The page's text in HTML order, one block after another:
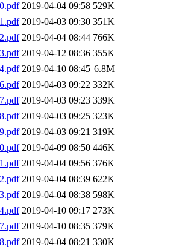
2019-04-04 09:58 529K
2019-04-03 09:30 351K
2019-04-04 08:44 766K
2019-04-12 08:36 355K
2019-04-10 08:45 6.8M
2019-04-03 09:22 332K
2019-04-03 09:23 339K
2019-04-03 09:25 323K
2019-04-03 09:21 319K
2019-04-09 08:50 446K
2019-04-04 09:56 376K
2019-04-04 08:39 622K
2019-04-04 08:38 598K
2019-04-10 09:17 273K
2019-04-10 08:35 379K
2019-04-04 08:21 330K